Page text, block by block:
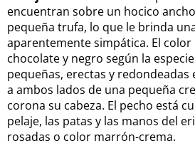
encuentran sobre un hocico
pequeña trufa, lo que le brinda
aparentemente simpática. El
chocolate y negro según la
pequeñas, erectas y redondeadas
a ambos lados de una pequeña
corona su cabeza. El pecho está
pelaje, las patas y las manos del
rosadas o color marrón-crema.